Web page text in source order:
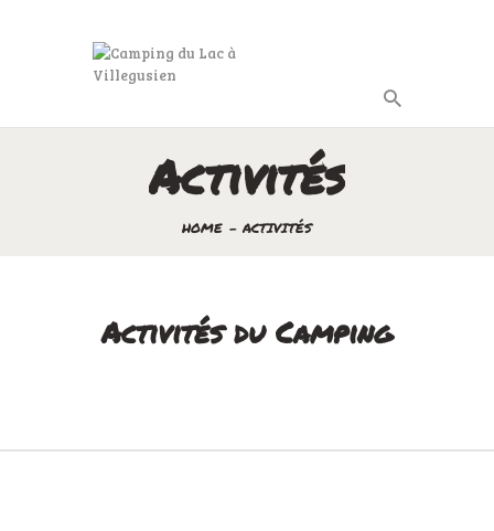
Activités
HOME ACTIVITÉS
Activités du Camping